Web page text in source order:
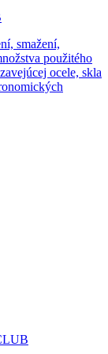
smažení,
použitého
ocele, skla